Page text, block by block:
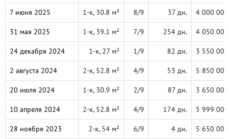
7 июня 2025 1-к, 30.8 м² 8/9 37 дн. 4 000 000
31 мая 2025 1-к, 39.1 м² 7/9 254 дн. 4 050 000
24 декабря 2024 1-к, 27 м² 1/9 82 дн. 3 550 000
2 августа 2024 2-к, 52.8 м² 4/9 53 дн. 5 850 000
20 июля 2024 1-к, 30.9 м² 2/9 87 дн. 3 650 000
10 апреля 2024 2-к, 52.8 м² 4/9 174 дн. 5 999 000
28 ноября 2023 2-к, 54 м² 6/9 4 дн. 5 650 000